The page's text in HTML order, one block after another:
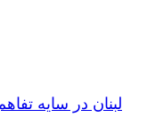
لبنان در سایه